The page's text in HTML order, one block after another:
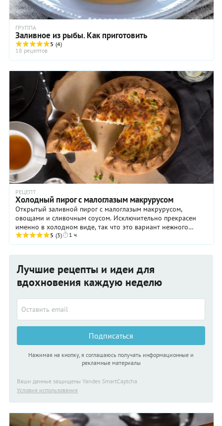
ГРУППА
Заливное из рыбы. Как приготовить
5 (4)
18 рецептов
РЕЦЕПТ
Холодный пирог с малоглазым макрурусом
Открытый заливной пирог с малоглазым макрурусом,
овощами и сливочным соусом. Исключительно прекрасен
именно в холодном виде, так что это вариант нежного
«пирога выходного дня», когда накануне вечером ...
5 (3) 1 ч
Лучшие рецепты и идеи для
вдохновения каждую неделю
Подписаться
Нажимая на кнопку, я соглашаюсь получать информационные и
рекламные материалы
Ваши данные защищены Yandex SmartCaptcha
Условия использования